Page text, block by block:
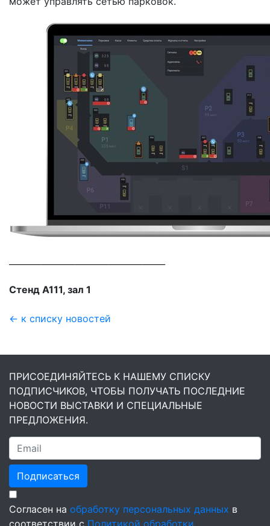
Стенд А111, зал 1
← к списку новостей
ПРИСОЕДИНЯЙТЕСЬ К НАШЕМУ СПИСКУ
ПОДПИСЧИКОВ, ЧТОБЫ ПОЛУЧАТЬ ПОСЛЕДНИЕ
НОВОСТИ ВЫСТАВКИ И СПЕЦИАЛЬНЫЕ
ПРЕДЛОЖЕНИЯ.
Подписаться
Согласен на обработку персональных данных в
соответствии с Политикой обработки